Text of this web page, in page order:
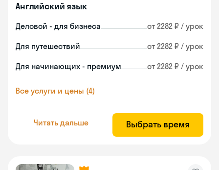
Английский язык
Деловой - для бизнеса от 2282 ₽ / урок
Для путешествий от 2282 ₽ / урок
Для начинающих - премиум от 2282 ₽ / урок
Все услуги и цены (4)
Читать дальше Выбрать время